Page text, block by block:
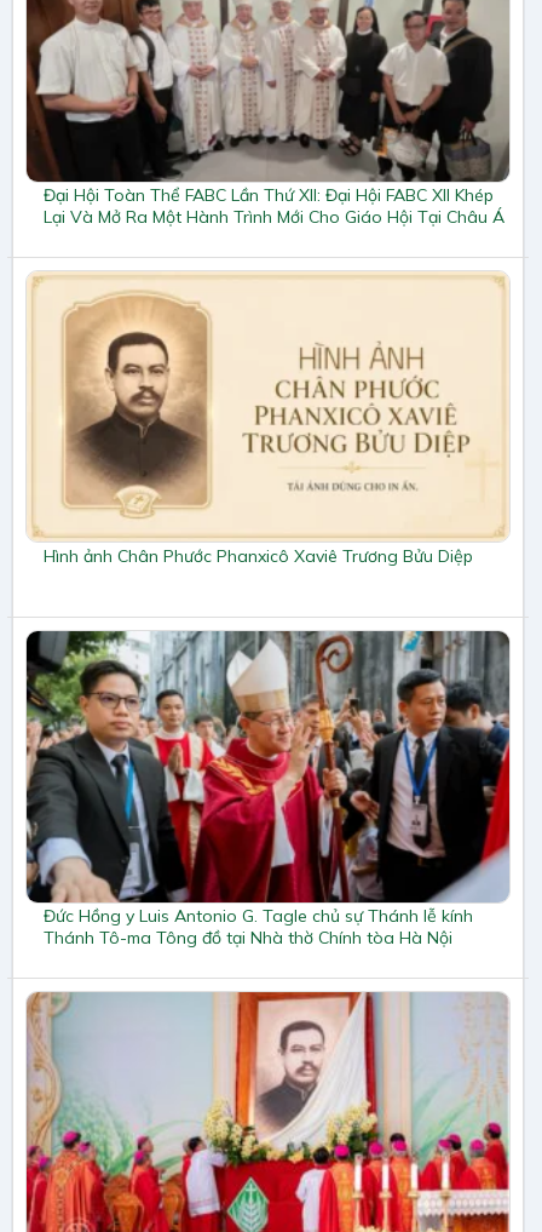
Đại Hội Toàn Thể FABC Lần Thứ XII: Đại Hội FABC XII Khép
Lại Và Mở Ra Một Hành Trình Mới Cho Giáo Hội Tại Châu Á
Hình ảnh Chân Phước Phanxicô Xaviê Trương Bửu Diệp
Đức Hồng y Luis Antonio G. Tagle chủ sự Thánh lễ kính
Thánh Tô-ma Tông đồ tại Nhà thờ Chính tòa Hà Nội